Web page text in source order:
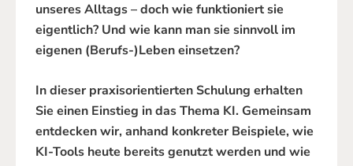
unseres Alltags – doch wie funktioniert sie
eigentlich? Und wie kann man sie sinnvoll im
eigenen (Berufs-)Leben einsetzen?
In dieser praxisorientierten Schulung erhalten
Sie einen Einstieg in das Thema KI. Gemeinsam
entdecken wir, anhand konkreter Beispiele, wie
KI-Tools heute bereits genutzt werden und wie